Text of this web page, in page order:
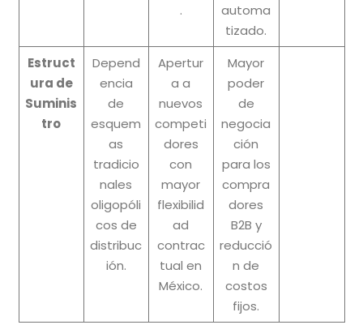
.
automa
tizado.
Estruct
ura de
Suminis
tro
Depend
encia
de
esquem
as
tradicio
nales
oligopóli
cos de
distribuc
ión.
Apertur
a a
nuevos
competi
dores
con
mayor
flexibilid
ad
contrac
tual en
México.
Mayor
poder
de
negocia
ción
para los
compra
dores
B2B y
reducció
n de
costos
fijos.